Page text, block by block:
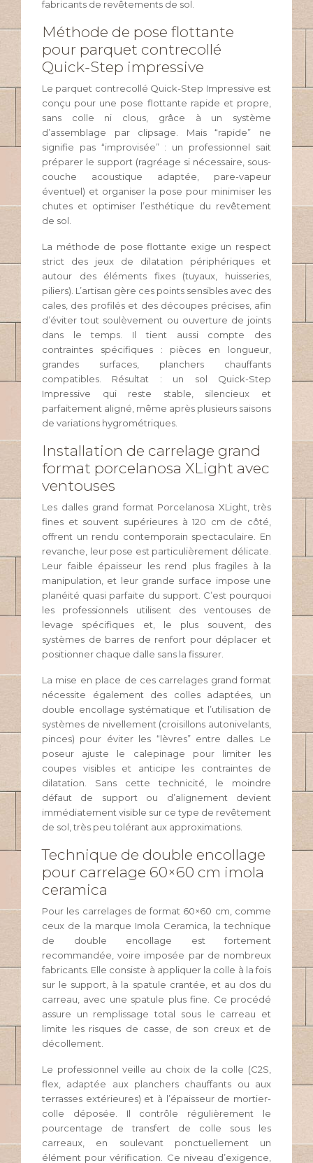
fabricants de revêtements de sol.
Méthode de pose flottante
pour parquet contrecollé
Quick-Step impressive
Le parquet contrecollé Quick-Step Impressive est
conçu pour une pose flottante rapide et propre,
sans colle ni clous, grâce à un système
d’assemblage par clipsage. Mais “rapide” ne
signifie pas “improvisée” : un professionnel sait
préparer le support (ragréage si nécessaire, sous-
couche acoustique adaptée, pare-vapeur
éventuel) et organiser la pose pour minimiser les
chutes et optimiser l’esthétique du revêtement
de sol.
La méthode de pose flottante exige un respect
strict des jeux de dilatation périphériques et
autour des éléments fixes (tuyaux, huisseries,
piliers). L’artisan gère ces points sensibles avec des
cales, des profilés et des découpes précises, afin
d’éviter tout soulèvement ou ouverture de joints
dans le temps. Il tient aussi compte des
contraintes spécifiques : pièces en longueur,
grandes surfaces, planchers chauffants
compatibles. Résultat : un sol Quick-Step
Impressive qui reste stable, silencieux et
parfaitement aligné, même après plusieurs saisons
de variations hygrométriques.
Installation de carrelage grand
format porcelanosa XLight avec
ventouses
Les dalles grand format Porcelanosa XLight, très
fines et souvent supérieures à 120 cm de côté,
offrent un rendu contemporain spectaculaire. En
revanche, leur pose est particulièrement délicate.
Leur faible épaisseur les rend plus fragiles à la
manipulation, et leur grande surface impose une
planéité quasi parfaite du support. C’est pourquoi
les professionnels utilisent des ventouses de
levage spécifiques et, le plus souvent, des
systèmes de barres de renfort pour déplacer et
positionner chaque dalle sans la fissurer.
La mise en place de ces carrelages grand format
nécessite également des colles adaptées, un
double encollage systématique et l’utilisation de
systèmes de nivellement (croisillons autonivelants,
pinces) pour éviter les “lèvres” entre dalles. Le
poseur ajuste le calepinage pour limiter les
coupes visibles et anticipe les contraintes de
dilatation. Sans cette technicité, le moindre
défaut de support ou d’alignement devient
immédiatement visible sur ce type de revêtement
de sol, très peu tolérant aux approximations.
Technique de double encollage
pour carrelage 60×60 cm imola
ceramica
Pour les carrelages de format 60×60 cm, comme
ceux de la marque Imola Ceramica, la technique
de double encollage est fortement
recommandée, voire imposée par de nombreux
fabricants. Elle consiste à appliquer la colle à la fois
sur le support, à la spatule crantée, et au dos du
carreau, avec une spatule plus fine. Ce procédé
assure un remplissage total sous le carreau et
limite les risques de casse, de son creux et de
décollement.
Le professionnel veille au choix de la colle (C2S,
flex, adaptée aux planchers chauffants ou aux
terrasses extérieures) et à l’épaisseur de mortier-
colle déposée. Il contrôle régulièrement le
pourcentage de transfert de colle sous les
carreaux, en soulevant ponctuellement un
élément pour vérification. Ce niveau d’exigence,